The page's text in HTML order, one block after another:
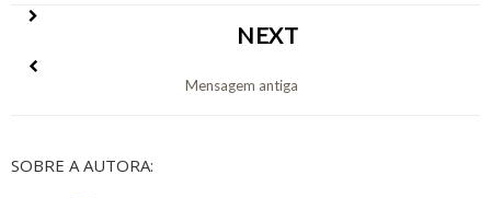
NEXT
Mensagem antiga
SOBRE A AUTORA: